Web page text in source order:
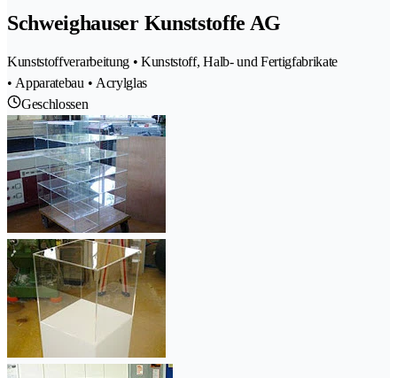
Schweighauser Kunststoffe AG
Kunststoffverarbeitung • Kunststoff, Halb- und Fertigfabrikate
• Apparatebau • Acrylglas
Geschlossen